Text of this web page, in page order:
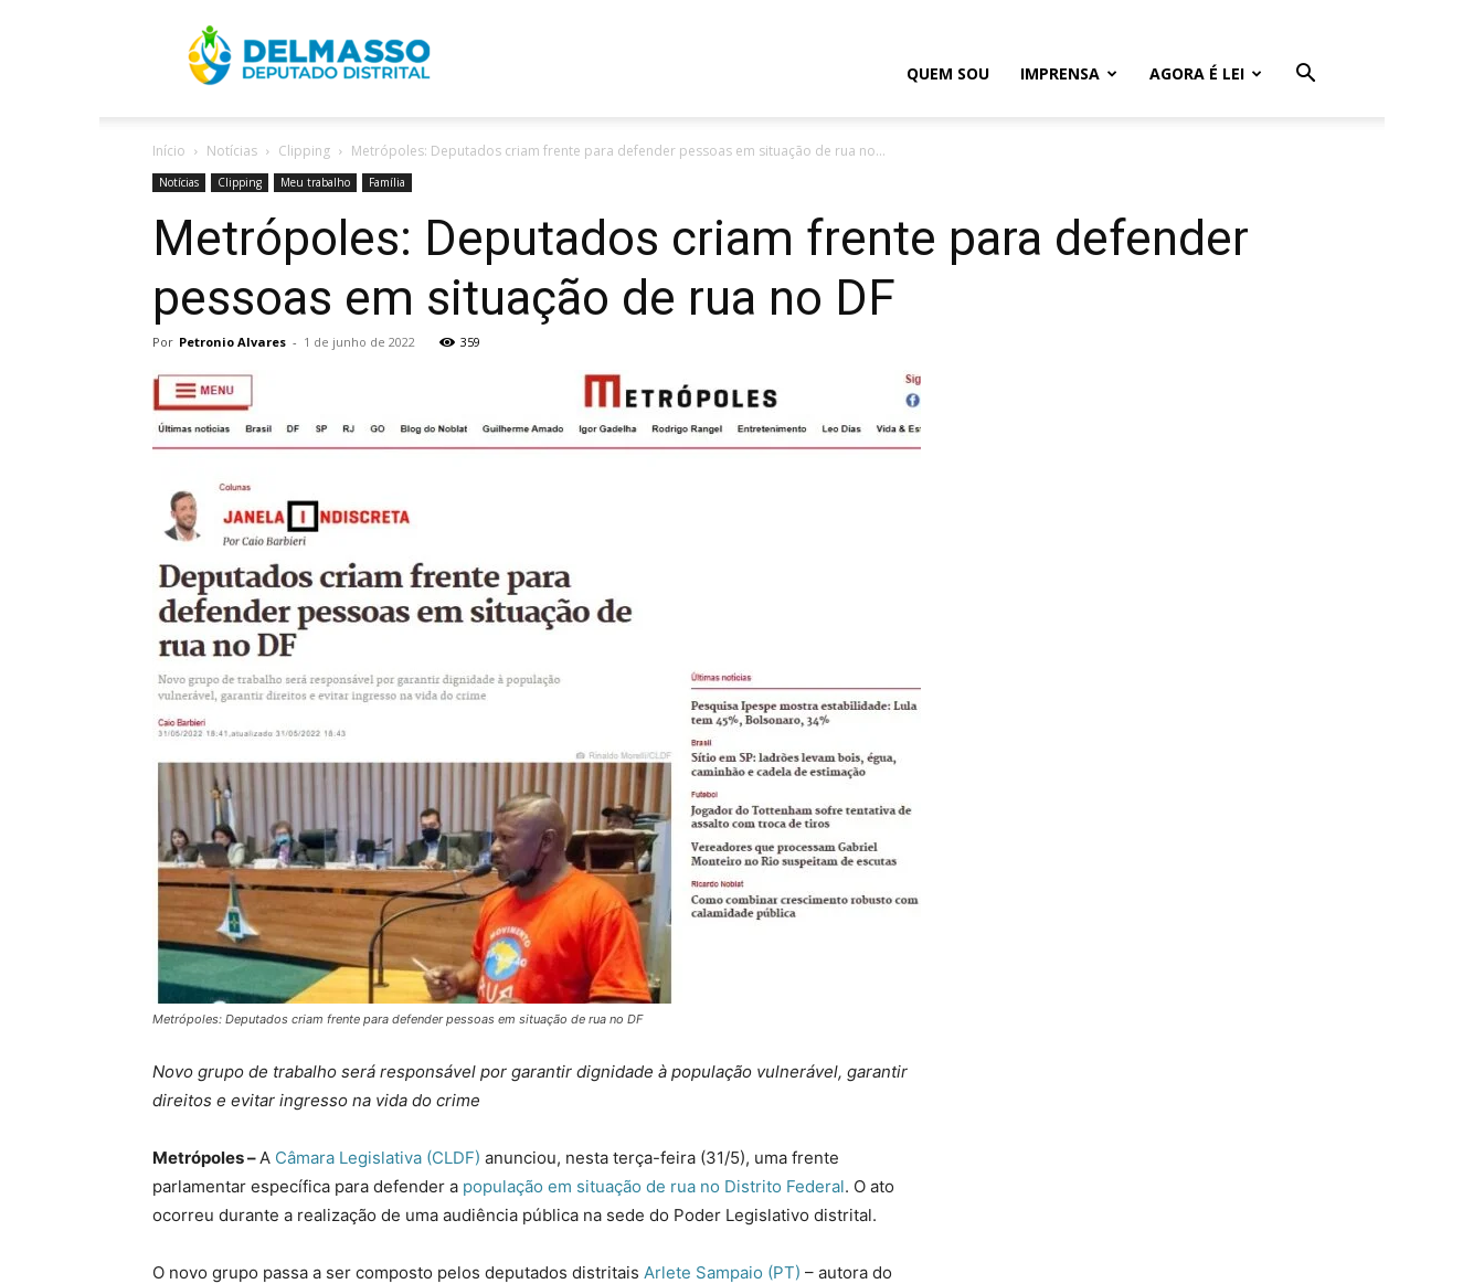
QUEM SOU IMPRENSA AGORA É LEI
Início Notícias Clipping Metrópoles: Deputados criam frente para defender pessoas em situação de rua no...
Notícias Clipping Meu trabalho Família
Metrópoles: Deputados criam frente para defender
pessoas em situação de rua no DF
Por Petronio Alvares - 1 de junho de 2022 359
Metrópoles: Deputados criam frente para defender pessoas em situação de rua no DF
Novo grupo de trabalho será responsável por garantir dignidade à população vulnerável, garantir
direitos e evitar ingresso na vida do crime
Metrópoles –A Câmara Legislativa (CLDF) anunciou, nesta terça-feira (31/5), uma frente
parlamentar específica para defender a população em situação de rua no Distrito Federal. O ato
ocorreu durante a realização de uma audiência pública na sede do Poder Legislativo distrital.
O novo grupo passa a ser composto pelos deputados distritais Arlete Sampaio (PT) – autora do